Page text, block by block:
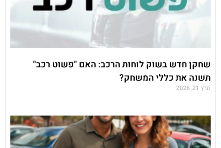
שחקן חדש בשוק לוחות הרכב: האם "פשוט רכב"
תשנה את כללי המשחק?
מרץ 21, 2026